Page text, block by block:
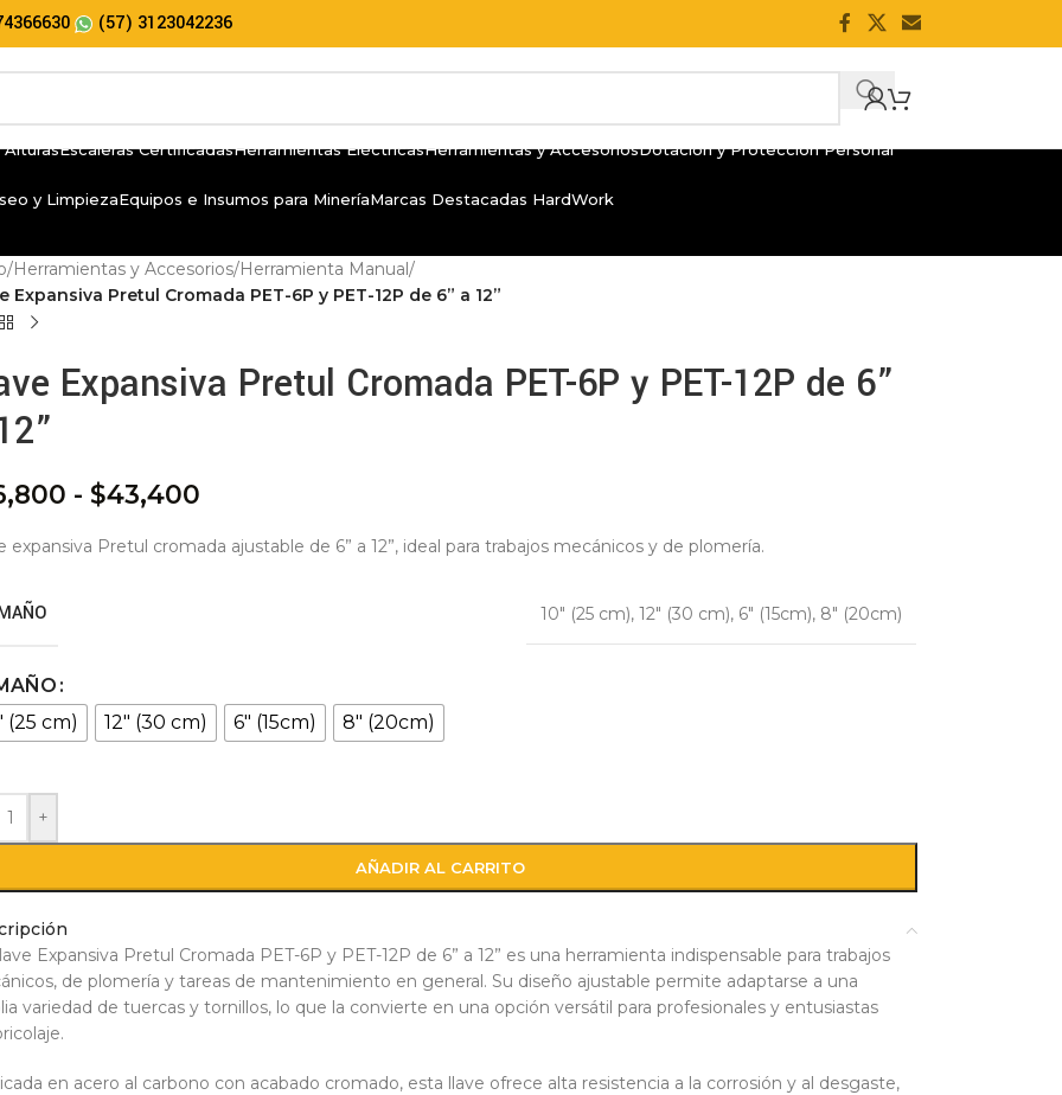
(57) 3123042236
Escaleras CertificadasHerramientas EléctricasHerramientas y AccesoriosDotación y Protección Personal
y LimpiezaEquipos e Insumos para MineríaMarcas Destacadas HardWork
/Herramientas y Accesorios/Herramienta Manual/
Expansiva Pretul Cromada PET-6P y PET-12P de 6” a 12”
Expansiva Pretul Cromada PET-6P y PET-12P de 6”
- $43,400
expansiva Pretul cromada ajustable de 6” a 12”, ideal para trabajos mecánicos y de plomería.
10″ (25 cm),12″ (30 cm), 6″ (15cm), 8″ (20cm)
(25 cm)
12" (30 cm) 6" (15cm) 8" (20cm)
+
AÑADIR AL CARRITO
Expansiva Pretul Cromada PET-6P y PET-12P de 6” a 12” es una herramienta indispensable para trabajos
de plomería y tareas de mantenimiento en general. Su diseño ajustable permite adaptarse a una
variedad de tuercas y tornillos, lo que la convierte en una opción versátil para profesionales y entusiastas
en acero al carbono con acabado cromado, esta llave ofrece alta resistencia a la corrosión y al desgaste,